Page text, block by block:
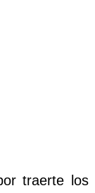
traerte los